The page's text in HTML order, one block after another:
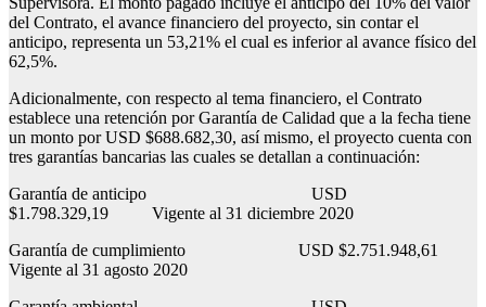
del Contrato, el avance financiero del proyecto, sin contar el
anticipo, representa un 53,21% el cual es inferior al avance físico del
62,5%.
Adicionalmente, con respecto al tema financiero, el Contrato
establece una retención por Garantía de Calidad que a la fecha tiene
un monto por USD $688.682,30, así mismo, el proyecto cuenta con
tres garantías bancarias las cuales se detallan a continuación:
Garantía de anticipo USD
$1.798.329,19 Vigente al 31 diciembre 2020
Garantía de cumplimiento USD $2.751.948,61
Vigente al 31 agosto 2020